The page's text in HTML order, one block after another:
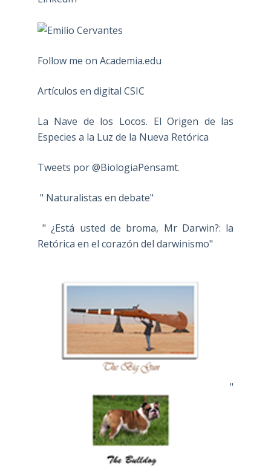
Follow me on Academia.edu
Artículos en digital CSIC
La Nave de los Locos. El Origen de las
Especies a la Luz de la Nueva Retórica
Tweets por @BiologiaPensamt.
" Naturalistas en debate"
" ¿Está usted de broma, Mr Darwin?: la
Retórica en el corazón del darwinismo"
"